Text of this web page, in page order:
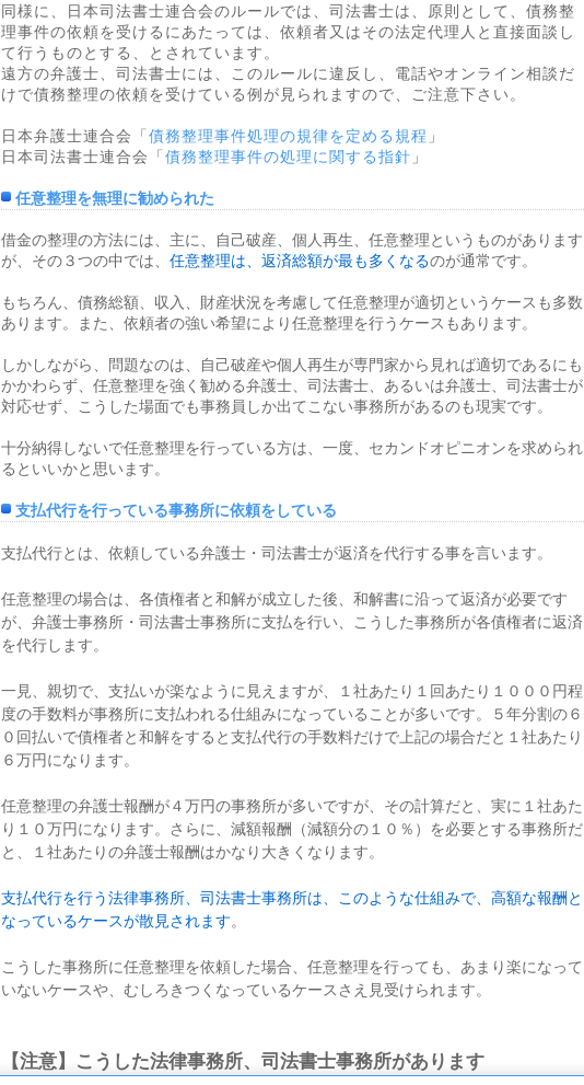
同様に、日本司法書士連合会のルールでは、司法書士は、原則として、債務整
理事件の依頼を受けるにあたっては、依頼者又はその法定代理人と直接面談し
て行うものとする、とされています。
遠方の弁護士、司法書士には、このルールに違反し、電話やオンライン相談だ
けで債務整理の依頼を受けている例が見られますので、ご注意下さい。
日本弁護士連合会「債務整理事件処理の規律を定める規程 」
日本司法書士連合会「債務整理事件の処理に関する指針 」
任意整理を無理に勧められた
借金の整理の方法には、主に、自己破産、個人再生、任意整理というものがあります
が、その３つの中では、 任意整理は、返済総額が最も多くなるのが通常です。
もちろん、債務総額、収入、財産状況を考慮して任意整理が適切というケースも多数
あります。また、依頼者の強い希望により任意整理を行うケースもあります。
しかしながら、問題なのは、自己破産や個人再生が専門家から見れば適切であるにも
かかわらず、任意整理を強く勧める弁護士、司法書士、あるいは弁護士、司法書士が
対応せず、こうした場面でも事務員しか出てこない事務所があるのも現実です。
十分納得しないで任意整理を行っている方は、一度、セカンドオピニオンを求められ
るといいかと思います。
支払代行を行っている事務所に依頼をしている
支払代行とは、依頼している弁護士・司法書士が返済を代行する事を言います。
任意整理の場合は、各債権者と和解が成立した後、和解書に沿って返済が必要です
が、弁護士事務所・司法書士事務所に支払を行い、こうした事務所が各債権者に返済
を代行します。
一見、親切で、支払いが楽なように見えますが、１社あたり１回あたり１０００円程
度の手数料が事務所に支払われる仕組みになっていることが多いです。５年分割の６
０回払いで債権者と和解をすると支払代行の手数料だけで上記の場合だと１社あたり
６万円になります。
任意整理の弁護士報酬が４万円の事務所が多いですが、その計算だと、実に１社あた
り１０万円になります。さらに、減額報酬（減額分の１０％）を必要とする事務所だ
と、１社あたりの弁護士報酬はかなり大きくなります。
支払代行を行う法律事務所、司法書士事務所は、このような仕組みで、高額な報酬と
なっているケースが散見されます。
こうした事務所に任意整理を依頼した場合、任意整理を行っても、あまり楽になって
いないケースや、むしろきつくなっているケースさえ見受けられます。
【注意】こうした法律事務所、司法書士事務所があります